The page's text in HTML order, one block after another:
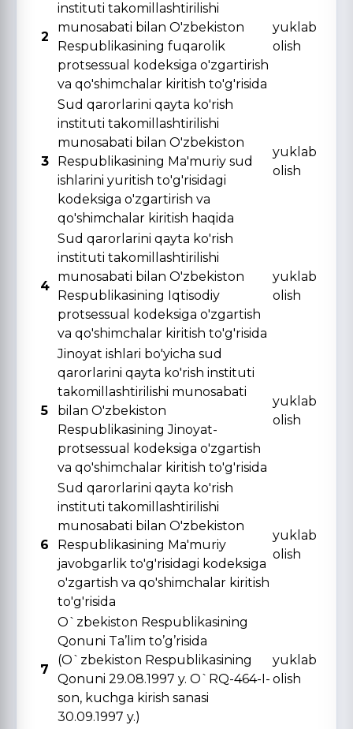
2
instituti takomillashtirilishi
munosabati bilan O'zbekiston
Respublikasining fuqarolik
protsessual kodeksiga o'zgartirish
va qo'shimchalar kiritish to'g'risida
yuklab
olish
3
Sud qarorlarini qayta ko'rish
instituti takomillashtirilishi
munosabati bilan O'zbekiston
Respublikasining Ma'muriy sud
ishlarini yuritish to'g'risidagi
kodeksiga o'zgartirish va
qo'shimchalar kiritish haqida
yuklab
olish
4
Sud qarorlarini qayta ko'rish
instituti takomillashtirilishi
munosabati bilan O'zbekiston
Respublikasining Iqtisodiy
protsessual kodeksiga o'zgartish
va qo'shimchalar kiritish to'g'risida
yuklab
olish
5
Jinoyat ishlari bo'yicha sud
qarorlarini qayta ko'rish instituti
takomillashtirilishi munosabati
bilan O'zbekiston
Respublikasining Jinoyat-
protsessual kodeksiga o'zgartish
va qo'shimchalar kiritish to'g'risida
yuklab
olish
6
Sud qarorlarini qayta ko'rish
instituti takomillashtirilishi
munosabati bilan O'zbekiston
Respublikasining Ma'muriy
javobgarlik to'g'risidagi kodeksiga
o'zgartish va qo'shimchalar kiritish
to'g'risida
yuklab
olish
7
O`zbekiston Respublikasining
Qonuni Ta’lim to’g’risida
(O`zbekiston Respublikasining
Qonuni 29.08.1997 y. O`RQ-464-I-
son, kuchga kirish sanasi
30.09.1997 y.)
yuklab
olish